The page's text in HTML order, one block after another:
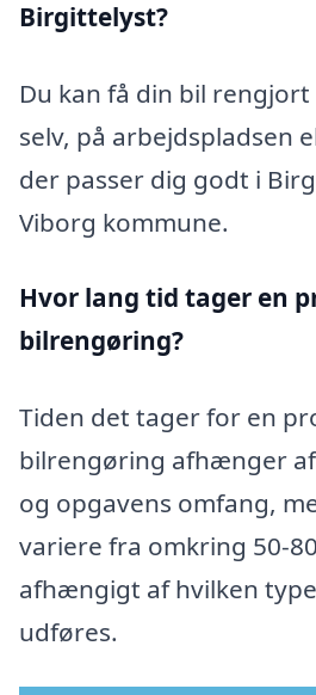
Birgittelyst?
Du kan få din bil
selv, på arbejdspladsen
der passer dig godt i
Viborg kommune.
Hvor lang tid tager en
bilrengøring?
Tiden det tager for en
bilrengøring afhænger
og opgavens omfang,
variere fra omkring 50-
afhængigt af hvilken
udføres.